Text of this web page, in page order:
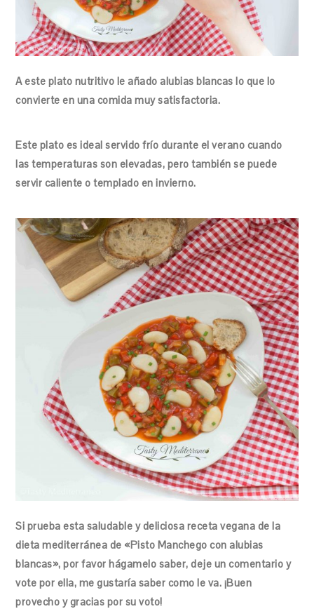
A este plato nutritivo le añado alubias blancas lo que lo
convierte en una comida muy satisfactoria.
Este plato es ideal servido frío durante el verano cuando
las temperaturas son elevadas, pero también se puede
servir caliente o templado en invierno.
Si prueba esta saludable y deliciosa receta vegana de la
dieta mediterránea de «Pisto Manchego con alubias
blancas», por favor hágamelo saber, deje un comentario y
vote por ella, me gustaría saber como le va. ¡Buen
provecho y gracias por su voto!